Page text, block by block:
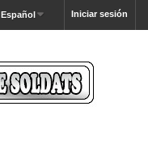
Iniciar sesión
Español